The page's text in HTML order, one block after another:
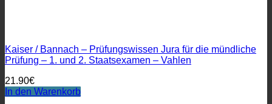
Kaiser / Bannach – Prüfungswissen Jura für die mündliche
Prüfung – 1. und 2. Staatsexamen – Vahlen
21.90€
In den Warenkorb